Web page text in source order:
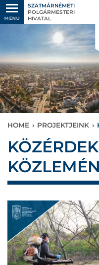
MENU
SZATMÁRNÉMETI
POLGÁRMESTERI
HIVATAL
HOME › PROJEKTJEINK ›